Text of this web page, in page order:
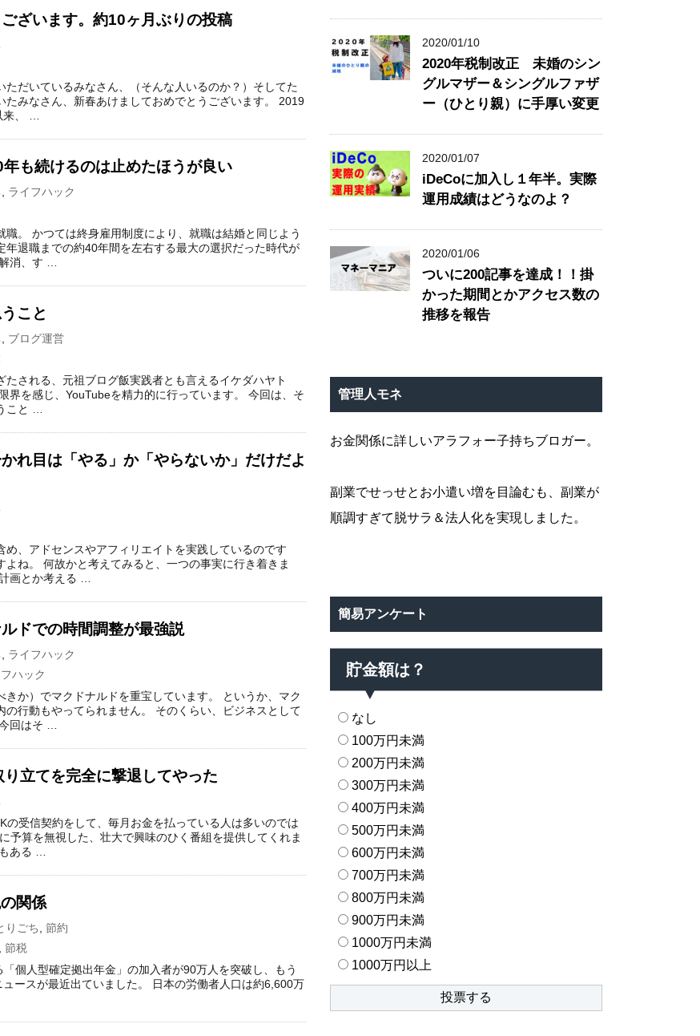
ざいます。約10ヶ月ぶりの投稿
ただいているみなさん、（そんな人いるのか？）そしてた
たみなさん、新春あけましておめでとうございます。 2019
、 …
も続けるのは止めたほうが良い
ライフハック
。 かつては終身雇用制度により、就職は結婚と同じよう
年退職までの約40年間を左右する最大の選択だった時代が
消、す …
こと
ブログ運営
たされる、元祖ブログ飯実践者とも言えるイケダハヤト
界を感じ、YouTubeを精力的に行っています。 今回は、そ
こと …
れ目は「やる」か「やらないか」だけだよ
め、アドセンスやアフィリエイトを実践しているのです
ね。 何故かと考えてみると、一つの事実に行き着きま
画とか考える …
ドでの時間調整が最強説
ライフハック
ハック
か）でマクドナルドを重宝しています。 というか、マク
の行動もやってられません。 そのくらい、ビジネスとして
回はそ …
立てを完全に撃退してやった
の受信契約をして、毎月お金を払っている人は多いのでは
予算を無視した、壮大で興味のひく番組を提供してくれま
ある …
関係
りごち
節約
節税
個人型確定拠出年金」の加入者が90万人を突破し、もう
ースが最近出ていました。 日本の労働者人口は約6,600万
2020/01/10
2020年税制改正 未婚のシン
グルマザー＆シングルファザ
ー（ひとり親）に手厚い変更
2020/01/07
iDeCoに加入し１年半。実際
運用成績はどうなのよ？
2020/01/06
ついに200記事を達成！！掛
かった期間とかアクセス数の
推移を報告
管理人モネ
お金関係に詳しいアラフォー子持ちブロガー。
副業でせっせとお小遣い増を目論むも、副業が
順調すぎて脱サラ＆法人化を実現しました。
簡易アンケート
貯金額は？
なし
100万円未満
200万円未満
300万円未満
400万円未満
500万円未満
600万円未満
700万円未満
800万円未満
900万円未満
1000万円未満
1000万円以上